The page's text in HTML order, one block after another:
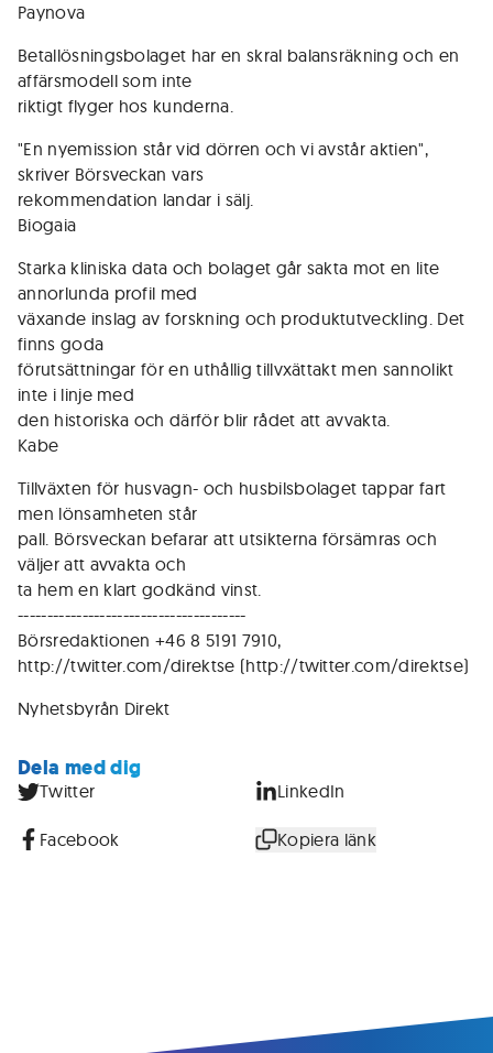
Paynova
Betallösningsbolaget har en skral balansräkning och en
affärsmodell som inte
riktigt flyger hos kunderna.
"En nyemission står vid dörren och vi avstår aktien",
skriver Börsveckan vars
rekommendation landar i sälj.
Biogaia
Starka kliniska data och bolaget går sakta mot en lite
annorlunda profil med
växande inslag av forskning och produktutveckling. Det
finns goda
förutsättningar för en uthållig tillvxättakt men sannolikt
inte i linje med
den historiska och därför blir rådet att avvakta.
Kabe
Tillväxten för husvagn- och husbilsbolaget tappar fart
men lönsamheten står
pall. Börsveckan befarar att utsikterna försämras och
väljer att avvakta och
ta hem en klart godkänd vinst.
---------------------------------------
Börsredaktionen +46 8 5191 7910,
http://twitter.com/direktse (http://twitter.com/direktse)
Nyhetsbyrån Direkt
Dela med dig
Twitter LinkedIn
Facebook Kopiera länk